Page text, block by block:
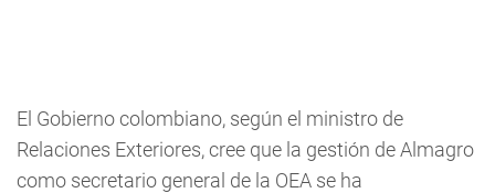
El Gobierno colombiano, según el ministro de
Relaciones Exteriores, cree que la gestión de Almagro
como secretario general de la OEA se ha